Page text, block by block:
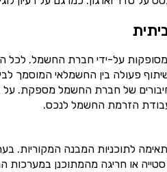
על-ידי חברת החשמל. לכל
פעולה בין החשמלאי המוסמך
של חברת החשמל מספקת. על
הזרמת החשמל לנכס.
לתוכניות המבנה המקוריות. בעת
או חריגה מהמתוכנן במערכות